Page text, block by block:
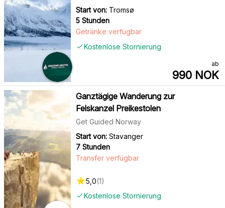
Start von: Tromsø
5 Stunden
Kostenlose Stornierung
Getränke verfügbar
ab
990 NOK
Ganztägige Wanderung zur
Felskanzel Preikestolen
Get Guided Norway
Start von: Stavanger
7 Stunden
Kostenlose Stornierung
Transfer verfügbar
5,0(1)